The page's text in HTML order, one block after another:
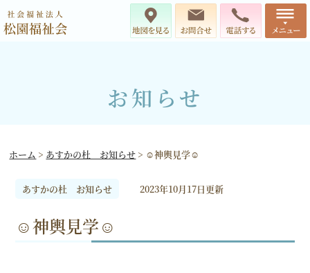
お知らせ
ホーム > あすかの杜 お知らせ > ☺神輿見学☺
あすかの杜 お知らせ 2023年10月17日更新
☺神輿見学☺